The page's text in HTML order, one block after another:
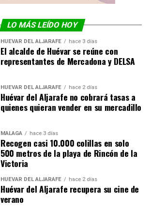
LO MÁS LEÍDO HOY
HUÉVAR DEL ALJARAFE hace 3 días
El alcalde de Huévar se reúne con
representantes de Mercadona y DELSA
HUÉVAR DEL ALJARAFE hace 2 días
Huévar del Aljarafe no cobrará tasas a
quienes quieran vender en su mercadillo
MÁLAGA hace 3 días
Recogen casi 10.000 colillas en solo
500 metros de la playa de Rincón de la
Victoria
HUÉVAR DEL ALJARAFE hace 2 días
Huévar del Aljarafe recupera su cine de
verano